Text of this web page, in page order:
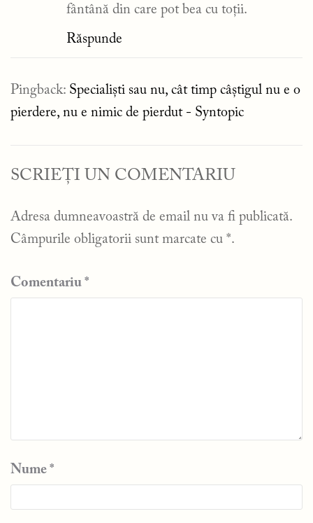
fântână din care pot bea cu toții.
Răspunde
Pingback: Specialiști sau nu, cât timp câștigul nu e o
pierdere, nu e nimic de pierdut - Syntopic
SCRIEȚI UN COMENTARIU
Adresa dumneavoastră de email nu va fi publicată.
Câmpurile obligatorii sunt marcate cu *.
Comentariu *
Nume *